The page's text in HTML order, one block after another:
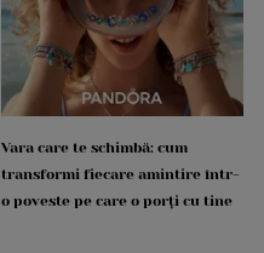
Vara care te schimbă: cum
transformi fiecare amintire într-
o poveste pe care o porți cu tine